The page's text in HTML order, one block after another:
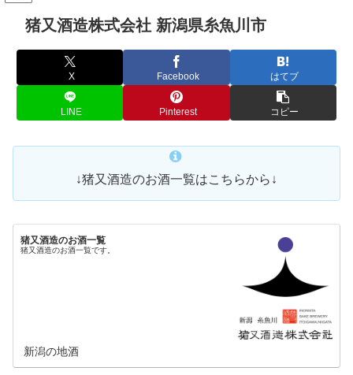
猪又酒造株式会社 新潟県糸魚川市
X Facebook はてブ
LINE Pinterest コピー
↓猪又酒造のお酒一覧はこちらから↓
猪又酒造のお酒一覧
猪又酒造のお酒一覧です。
新潟の地酒